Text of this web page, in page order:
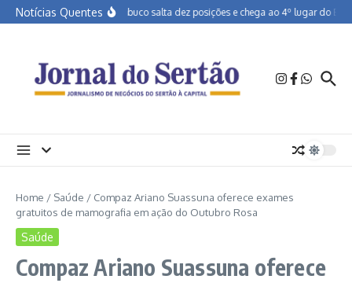
Ir para o conteúdo
Notícias QuentesPernambuco salta dez posições e chega ao 4º lugar do
Home / Saúde / Compaz Ariano Suassuna oferece exames
gratuitos de mamografia em ação do Outubro Rosa
Saúde
Compaz Ariano Suassuna oferece